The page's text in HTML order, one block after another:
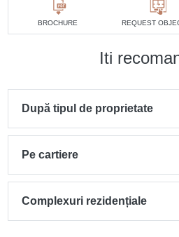
BROCHURE REQUEST
Iti
După tipul de proprietate
Pe cartiere
Complexuri rezidențiale